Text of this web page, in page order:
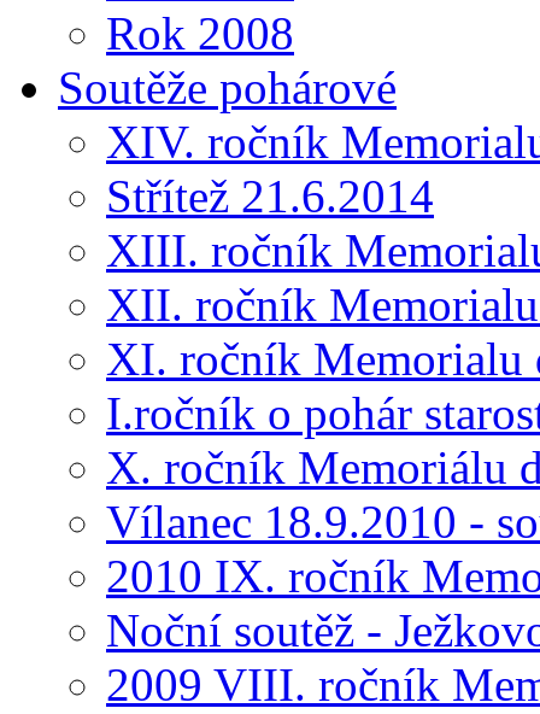
Rok 2008
Soutěže pohárové
XIV. ročník
Střítež 21.6.2014
XIII. ročník
XII. ročník
XI. ročník Memorialu
I.ročník o pohár
X. ročník Memoriálu
Vílanec 18.9.2010 -
2010 IX. ročník
Noční soutěž -
2009 VIII. ročník